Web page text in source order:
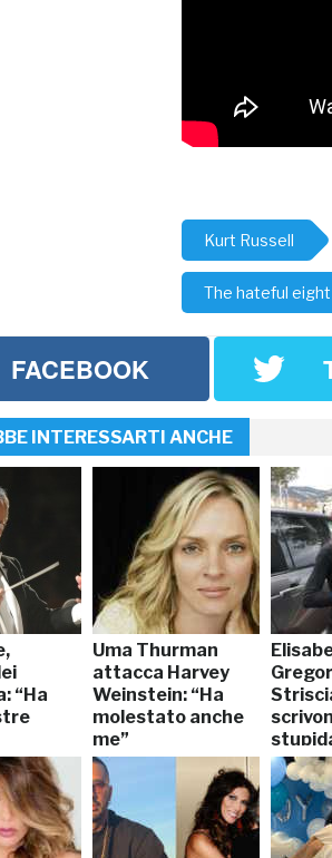
Kurt Russell
The hateful eight
FACEBOOK
INTERESSARTI ANCHE
“Ha
Uma Thurman
attacca Harvey
Weinstein: “Ha
molestato anche
me”